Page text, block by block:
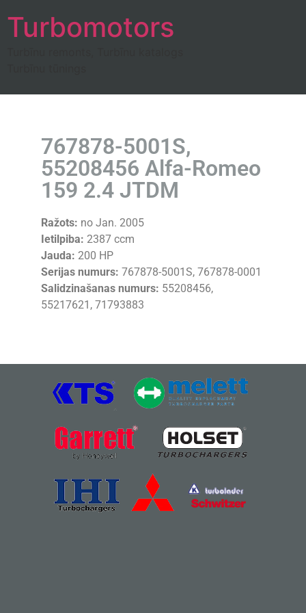
Turbomotors
767878-5001S,
55208456 Alfa-Romeo
159 2.4 JTDM
Ražots: no Jan. 2005
Ietilpiba: 2387 ccm
Jauda: 200 HP
Serijas numurs: 767878-5001S, 767878-0001
Salidzinašanas numurs: 55208456,
55217621, 71793883